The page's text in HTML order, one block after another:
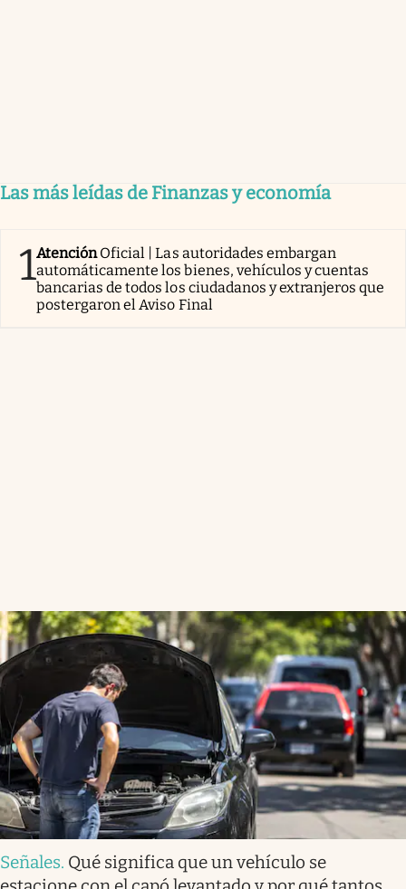
Las más leídas de Finanzas y economía
1AtenciónOficial | Las autoridades embargan
automáticamente los bienes, vehículos y cuentas
bancarias de todos los ciudadanos y extranjeros que
postergaron el Aviso Final
Señales. Qué significa que un vehículo se